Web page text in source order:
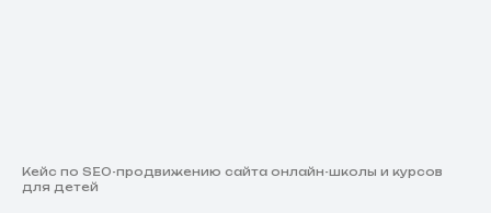
Кейс по SEO-продвижению сайта онлайн-школы и курсов
для детей